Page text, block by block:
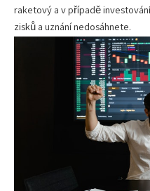
raketový a v případě
zisků a uznání nedosáhnete.